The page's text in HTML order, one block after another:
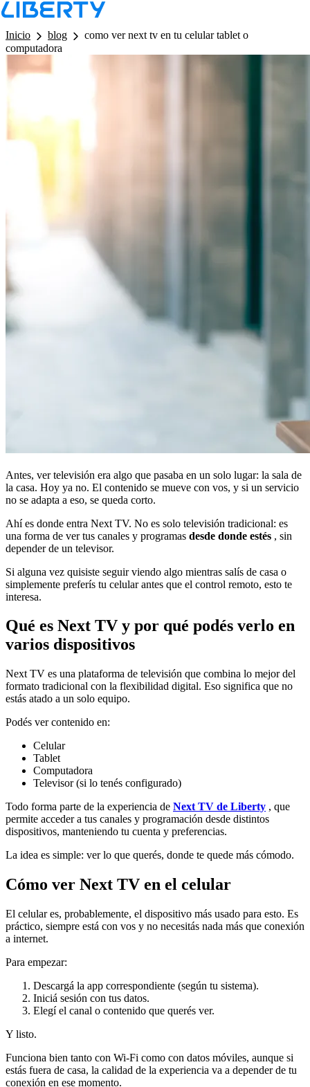
LB - Barra de Navegacion
Inicio
blog
como ver next tv en tu celular tablet o
computadora
Antes, ver televisión era algo que pasaba en un solo lugar: la sala de
la casa. Hoy ya no. El contenido se mueve con vos, y si un servicio
no se adapta a eso, se queda corto.
Ahí es donde entra Next TV. No es solo televisión tradicional: es
una forma de ver tus canales y programas desde donde estés , sin
depender de un televisor.
Si alguna vez quisiste seguir viendo algo mientras salís de casa o
simplemente preferís tu celular antes que el control remoto, esto te
interesa.
Qué es Next TV y por qué podés verlo en
varios dispositivos
Next TV es una plataforma de televisión que combina lo mejor del
formato tradicional con la flexibilidad digital. Eso significa que no
estás atado a un solo equipo.
Podés ver contenido en:
Celular
Tablet
Computadora
Televisor (si lo tenés configurado)
Todo forma parte de la experiencia de Next TV de Liberty , que
permite acceder a tus canales y programación desde distintos
dispositivos, manteniendo tu cuenta y preferencias.
La idea es simple: ver lo que querés, donde te quede más cómodo.
Cómo ver Next TV en el celular
El celular es, probablemente, el dispositivo más usado para esto. Es
práctico, siempre está con vos y no necesitás nada más que conexión
a internet.
Para empezar:
Descargá la app correspondiente (según tu sistema).
Iniciá sesión con tus datos.
Elegí el canal o contenido que querés ver.
Y listo.
Funciona bien tanto con Wi-Fi como con datos móviles, aunque si
estás fuera de casa, la calidad de la experiencia va a depender de tu
conexión en ese momento.